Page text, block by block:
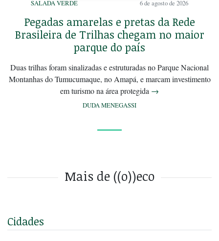
SALADA VERDE 6 de agosto de 2026
Pegadas amarelas e pretas da Rede
Brasileira de Trilhas chegam no maior
parque do país
Duas trilhas foram sinalizadas e estruturadas no Parque Nacional
Montanhas do Tumucumaque, no Amapá, e marcam investimento
em turismo na área protegida →
DUDA MENEGASSI
Mais de ((o))eco
Cidades